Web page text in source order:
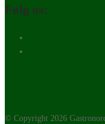
Følg os:
© Copyright 2026